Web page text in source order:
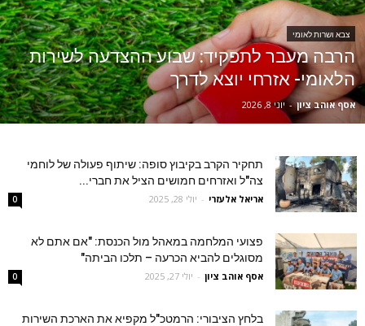
צבא ושרות לאומי
הרבה מעבר לתפקיד: שבוע ההצדעה לשירות
הלאומי- אזרחי יוצא לדרך
אסף אוהב ציון - יוני 8, 2026
תחקיר הקרב בקיבוץ סופה: שיתוף פעולה של לוחמי
צה"ל ואזרחים חמושים הציל את חברי...
אריאל אלעזרי - יולי 28, 2025 0
פצועי המלחמה במאהל מול הכנסת: "אם אתם לא
מסוגלים להביא הכרעה – תלכו הביתה"
אסף אוהב ציון - יולי 27, 2025 0
בלחץ הציבורי: הרמטכ"ל מקפיא את הארכת השירות